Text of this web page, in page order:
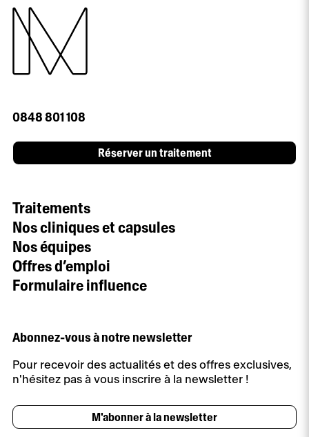
0848 801 108
Réserver un traitement
Traitements
Nos cliniques et capsules
Nos équipes
Offres d’emploi
Formulaire influence
Abonnez-vous à notre newsletter
Pour recevoir des actualités et des offres exclusives,
n'hésitez pas à vous inscrire à la newsletter !
M'abonner à la newsletter